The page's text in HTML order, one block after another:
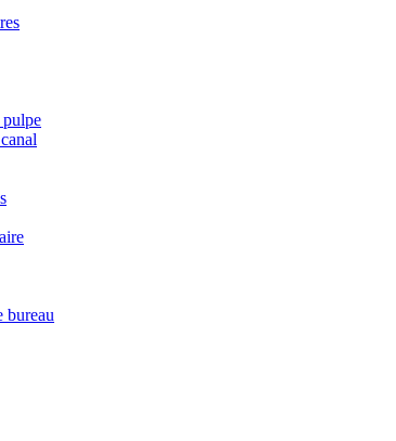
pulpe
bureau